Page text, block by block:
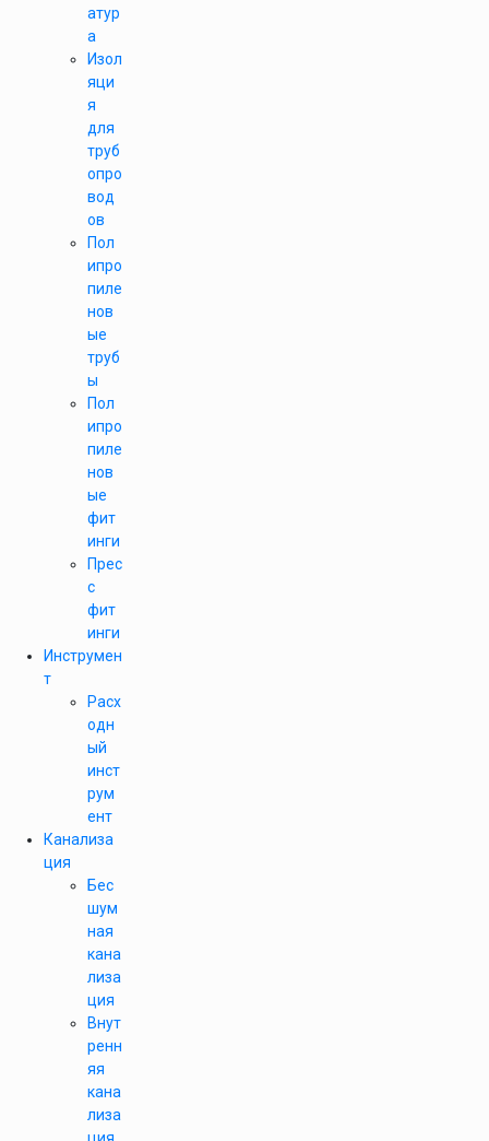
атур
а
Изол
яци
я
для
труб
опро
вод
ов
Пол
ипро
пиле
нов
ые
труб
ы
Пол
ипро
пиле
нов
ые
фит
инги
Прес
с
фит
инги
Инструмен
т
Расх
одн
ый
инст
рум
ент
Канализа
ция
Бес
шум
ная
кана
лиза
ция
Внут
ренн
яя
кана
лиза